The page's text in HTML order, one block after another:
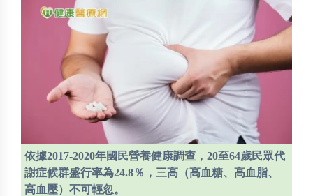
依據2017-2020年國民營養健康調查，20至64歲民眾代
謝症候群盛行率為24.8％，三高（高血糖、高血脂、
高血壓）不可輕忽。